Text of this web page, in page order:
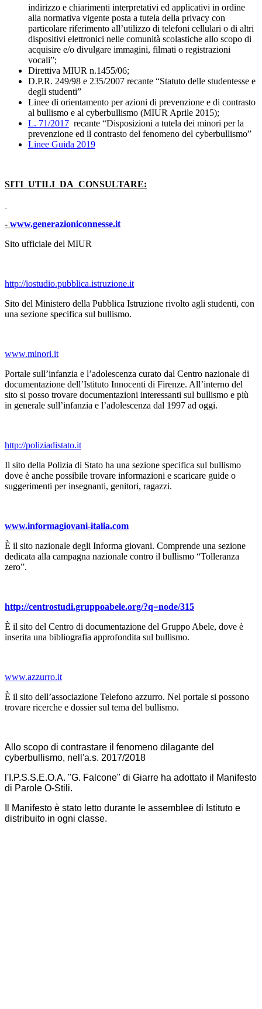
indirizzo e chiarimenti interpretativi ed applicativi in ordine
alla normativa vigente posta a tutela della privacy con
particolare riferimento all’utilizzo di telefoni cellulari o di altri
dispositivi elettronici nelle comunità scolastiche allo scopo di
acquisire e/o divulgare immagini, filmati o registrazioni
vocali”;
Direttiva MIUR n.1455/06;
D.P.R. 249/98 e 235/2007 recante “Statuto delle studentesse e
degli studenti”
Linee di orientamento per azioni di prevenzione e di contrasto
al bullismo e al cyberbullismo (MIUR Aprile 2015);
L. 71/2017 recante “Disposizioni a tutela dei minori per la
prevenzione ed il contrasto del fenomeno del cyberbullismo”
Linee Guida 2019
SITI UTILI DA CONSULTARE:
- www.generazioniconnesse.it
Sito ufficiale del MIUR
http://iostudio.pubblica.istruzione.it
Sito del Ministero della Pubblica Istruzione rivolto agli studenti, con
una sezione specifica sul bullismo.
www.minori.it
Portale sull’infanzia e l’adolescenza curato dal Centro nazionale di
documentazione dell’Istituto Innocenti di Firenze. All’interno del
sito si posso trovare documentazioni interessanti sul bullismo e più
in generale sull’infanzia e l’adolescenza dal 1997 ad oggi.
http://poliziadistato.it
Il sito della Polizia di Stato ha una sezione specifica sul bullismo
dove è anche possibile trovare informazioni e scaricare guide o
suggerimenti per insegnanti, genitori, ragazzi.
www.informagiovani-italia.com
È il sito nazionale degli Informa giovani. Comprende una sezione
dedicata alla campagna nazionale contro il bullismo “Tolleranza
zero”.
http://centrostudi.gruppoabele.org/?q=node/315
È il sito del Centro di documentazione del Gruppo Abele, dove è
inserita una bibliografia approfondita sul bullismo.
www.azzurro.it
È il sito dell’associazione Telefono azzurro. Nel portale si possono
trovare ricerche e dossier sul tema del bullismo.
Allo scopo di contrastare il fenomeno dilagante del
cyberbullismo, nell'a.s. 2017/2018
l'I.P.S.S.E.O.A. "G. Falcone" di Giarre ha adottato il Manifesto
di Parole O-Stili.
Il Manifesto è stato letto durante le assemblee di Istituto e
distribuito in ogni classe.